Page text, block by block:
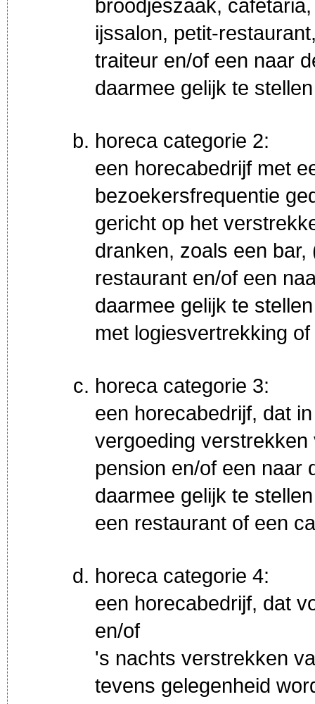
broodjeszaak,
ijssalon, petit-
traiteur en/of een naar
daarmee gelijk te
horeca categorie 2:
een horecabedrijf met
bezoekersfrequentie
gericht op het
dranken, zoals een
restaurant en/of een
daarmee gelijk te
met logiesvertrekking
horeca categorie 3:
een horecabedrijf, dat
vergoeding
pension en/of een naar
daarmee gelijk te
een restaurant of een
horeca categorie 4:
een horecabedrijf, dat
en/of
's nachts verstrekken
tevens gelegenheid